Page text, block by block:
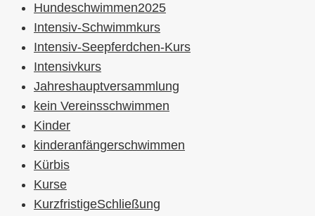
Hundeschwimmen2025
Intensiv-Schwimmkurs
Intensiv-Seepferdchen-Kurs
Intensivkurs
Jahreshauptversammlung
kein Vereinsschwimmen
Kinder
kinderanfängerschwimmen
Kürbis
Kurse
KurzfristigeSchließung